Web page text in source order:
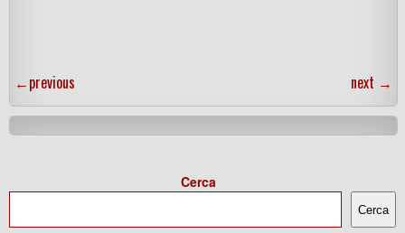
←previous next →
Cerca
Cerca